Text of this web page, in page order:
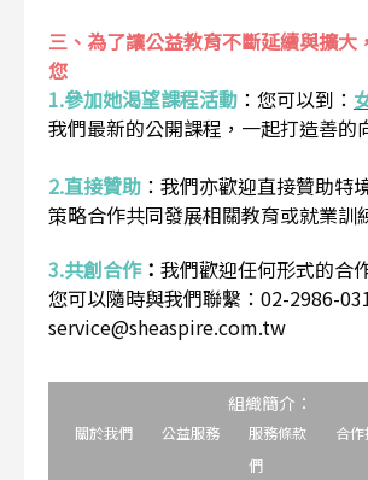
三、為了讓公益教育不斷延續與擴大
您
1.參加她渴望課程活動 ： 您可以到：
我們最新的公開課程，一起打造善的
2.直接贊助 ： 我們亦歡迎直接贊助特
策略合作共同發展相關教育或就業訓
3.共創合作： 我們歡迎任何形式的合
您可以隨時與我們聯繫：02-2986-
service@sheaspire.com.tw
組織簡介：
關於我們 公益服務 服務條款 合
們